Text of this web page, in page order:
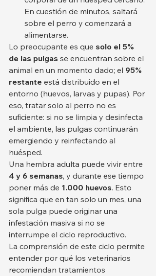
En cuestión de minutos, saltará
sobre el perro y comenzará a
alimentarse.
Lo preocupante es que solo el 5%
de las pulgas se encuentran sobre el
animal en un momento dado; el 95%
restante está distribuido en el
entorno (huevos, larvas y pupas). Por
eso, tratar solo al perro no es
suficiente: si no se limpia y desinfecta
el ambiente, las pulgas continuarán
emergiendo y reinfectando al
huésped.
Una hembra adulta puede vivir entre
4 y 6 semanas, y durante ese tiempo
poner más de 1.000 huevos. Esto
significa que en tan solo un mes, una
sola pulga puede originar una
infestación masiva si no se
interrumpe el ciclo reproductivo.
La comprensión de este ciclo permite
entender por qué los veterinarios
recomiendan tratamientos